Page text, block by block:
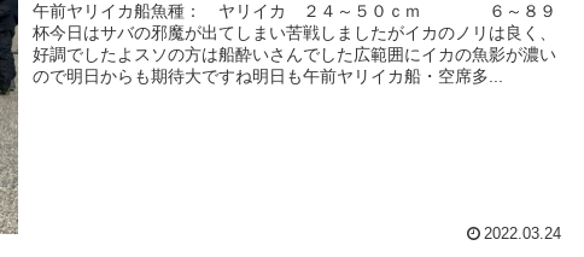
午前ヤリイカ船魚種： ヤリイカ ２４～５０ｃｍ ６～８９
杯今日はサバの邪魔が出てしまい苦戦しましたがイカのノリは良く、
好調でしたよスソの方は船酔いさんでした広範囲にイカの魚影が濃い
ので明日からも期待大ですね明日も午前ヤリイカ船・空席多...
2022.03.24